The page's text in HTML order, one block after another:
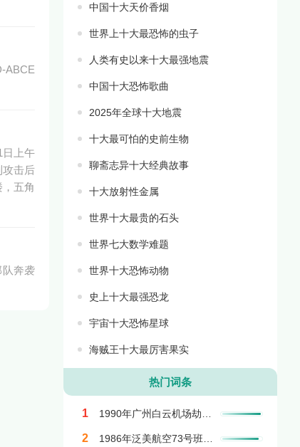
ABCE
日上午
攻击后
五角
队奔袭
中国十大天价香烟
世界上十大最恐怖的虫子
人类有史以来十大最强地震
中国十大恐怖歌曲
2025年全球十大地震
十大最可怕的史前生物
聊斋志异十大经典故事
十大放射性金属
世界十大最贵的石头
世界七大数学难题
世界十大恐怖动物
史上十大最强恐龙
宇宙十大恐怖星球
海贼王十大最厉害果实
热门词条
1
2